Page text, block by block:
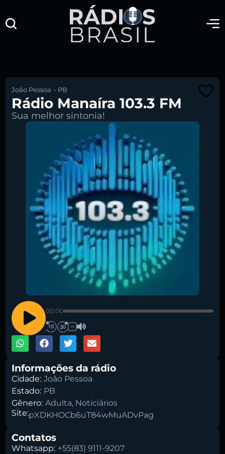
Pesquise aqui a sua rádio favorita:
Buscar rádio
João Pessoa - PB
Rádio Manaíra 103.3 FM
Sua melhor sintonia!
00:00
1X
Informações da rádio
Cidade: João Pessoa
Estado: PB
Gênero: Adulta, Noticiários
Site:pXDKHOCb6uT84wMuADvPag
Contatos
Whatsapp: +55(83) 9111-9207